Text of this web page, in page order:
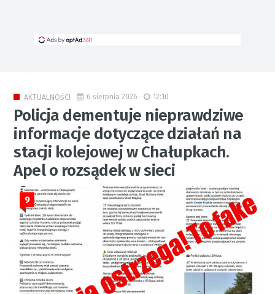
AKTUALNOŚCI 6 sierpnia 2026 12:10
Policja dementuje nieprawdziwe
informacje dotyczące działań na
stacji kolejowej w Chałupkach.
Apel o rozsądek w sieci
9